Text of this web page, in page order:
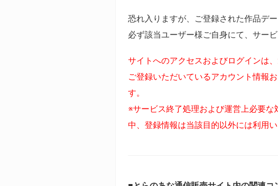
恐れ入りますが、ご登録された作品デ
必ず該当ユーザー様ご自身にて、サー
サイトへのアクセスおよびログインは
ご登録いただいているアカウント情報
す。
※サービス終了処理および運営上必要
中、登録情報は当該目的以外には利用い